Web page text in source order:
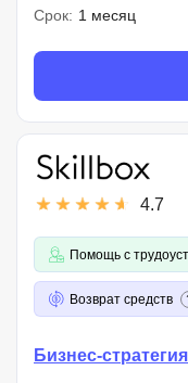
Срок: 1 месяц
4.7
Помощь с
Возврат средств
Бизнес-